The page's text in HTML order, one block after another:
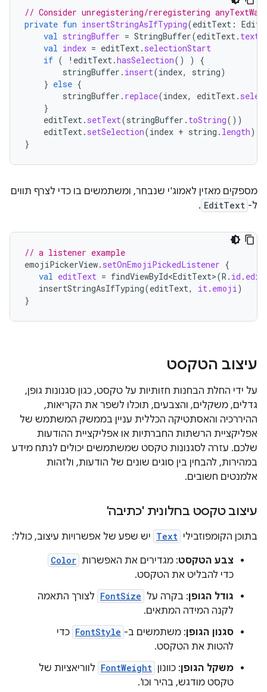
// Consider unregistering/reregistering
private fun insertStringAsIfTyping(editText :
val stringBuffer = StringBuffer(editText. text
val index = editText. selectionStart
if ( ! editText.hasSelection() )
{
stringBuffer . insert(index, string)
} else {
stringBuffer . replace(index, editText.
}
editText. setText(stringBuffer . toString())
editText. setSelection(index + string . length)
}
מספקים מאזין לאמוג'י שנבחר, ומשתמשים בו כדי לצרף תווים
ל- EditText
.
// a listener example
emojiPickerView. setOnEmojiPickedListener {
val editText = findViewById<EditText>(R . id .
insertStringAsIfTyping(editText, it. emoji)
}
עיצוב הטקסט
על ידי החלת הבחנות חזותיות על טקסט, כגון סגנונות גופן,
גדלים, משקלים, והצבעים, תוכלו לשפר את הקריאות,
ההיררכיה והאסתטיקה הכללית עניין בממשק המשתמש של
אפליקציית הרשתות החברתיות או אפליקציית ההודעות
שלכם. עזרה לסגנונות טקסט שמשתמשים יכולים לנתח מידע
במהירות, להבחין בין סוגים שונים של הודעות, ולזהות
אלמנטים חשובים.
עיצוב טקסט בחלונית 'כתיבה'
בתוכן הקומפוזבילי Text יש שפע של אפשרויות עיצוב, כולל:
צבע הטקסט: מגדירים את האפשרות Color
כדי להבליט את הטקסט.
גודל הגופן: בקרה על FontSize לצורך התאמה
לקנה המידה המתאים.
סגנון הגופן: משתמשים ב- FontStyle כדי
להטות את הטקסט.
משקל הגופן: כוונון FontWeight לווריאציות של
טקסט מודגש, בהיר וכו'.